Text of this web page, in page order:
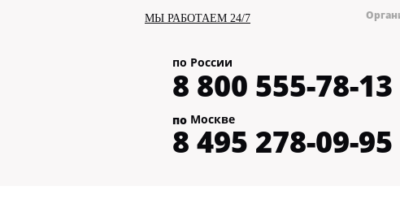
МЫ РАБОТАЕМ 24/7
по России
8 800 555-78-13
по Москве
8 495 278-09-95